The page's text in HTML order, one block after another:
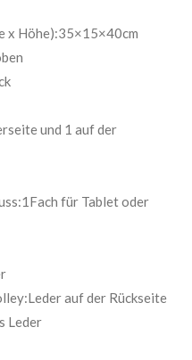
x Höhe):35×15×40cm
und 1 auf der
für Tablet oder
auf der Rückseite
Leder